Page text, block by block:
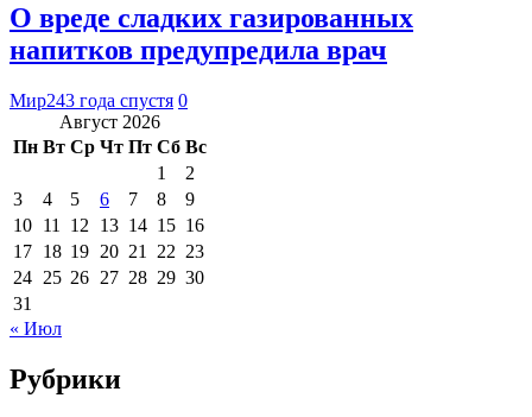
О вреде сладких газированных
напитков предупредила врач
Мир243 года спустя 0
Август 2026
Пн Вт Ср Чт Пт Сб Вс
1
2
3
4 5 6 7 8
9
10 11 12 13 14 15 16
17 18 19 20 21 22 23
24 25 26 27 28 29 30
31
« Июл
Рубрики